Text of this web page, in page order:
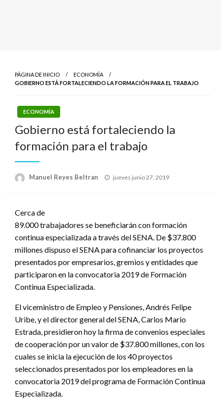
PÁGINA DE INICIO
ECONOMÍA
GOBIERNO ESTÁ FORTALECIENDO LA FORMACIÓN PARA EL TRABAJO
ECONOMÍA
Gobierno está fortaleciendo la
formación para el trabajo
Manuel Reyes Beltran
Publicado
jueves junio 27, 2019
Cerca de
89.000 trabajadores se beneficiarán con formación
continua especializada a través del SENA. De $37.800
millones dispuso el SENA para cofinanciar los proyectos
presentados por empresarios, gremios y entidades que
participaron en la convocatoria 2019 de Formación
Continua Especializada.
El viceministro de Empleo y Pensiones, Andrés Felipe
Uribe, y el director general del SENA, Carlos Mario
Estrada, presidieron hoy la firma de convenios especiales
de cooperación por un valor de $37.800 millones, con los
cuales se inicia la ejecución de los 40 proyectos
seleccionados presentados por los empleadores en la
convocatoria 2019 del programa de Formación Continua
Especializada.